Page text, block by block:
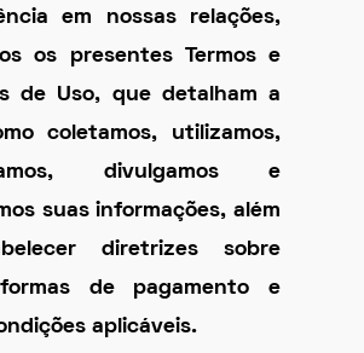
em nossas relações,
os presentes Termos e
de Uso, que detalham a
coletamos, utilizamos,
divulgamos e
suas informações, além
diretrizes sobre
de pagamento e
aplicáveis.